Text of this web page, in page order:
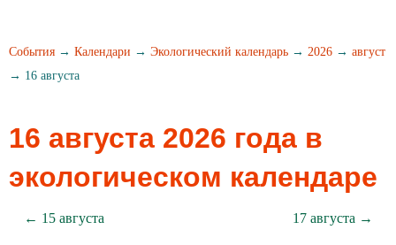
События → Календари → Экологический календарь → 2026 → август
→ 16 августа
16 августа 2026 года в
экологическом календаре
← 15 августа 17 августа →